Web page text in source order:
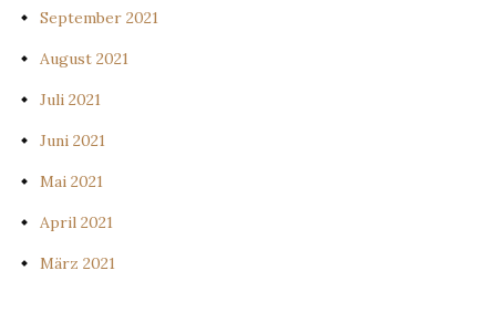
September 2021
August 2021
Juli 2021
Juni 2021
Mai 2021
April 2021
März 2021